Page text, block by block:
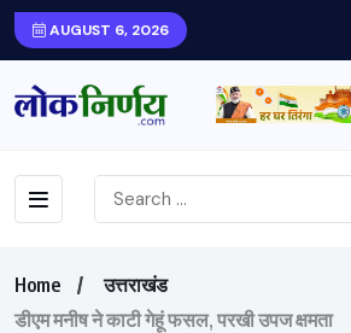
AUGUST 6, 2026
Home
उत्तराखंड
डीएम मनीष ने काटी गेहूं फसल, परखी उपज क्षमता